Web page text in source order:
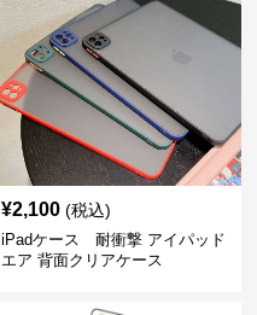
¥2,100 (税込)
iPadケース 耐衝撃 アイパッド
エア 背面クリアケース